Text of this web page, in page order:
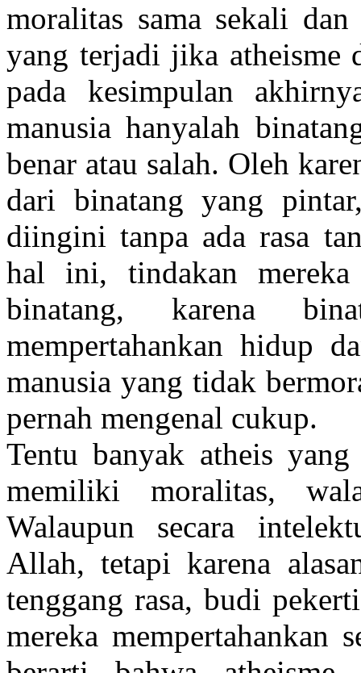
moralitas sama sekali
yang terjadi jika atheisme
pada kesimpulan
manusia hanyalah
benar atau salah. Oleh
dari binatang yang
diingini tanpa ada rasa
hal ini, tindakan
binatang, karena
mempertahankan hidup
manusia yang tidak
pernah mengenal cukup.
Tentu banyak atheis
memiliki moralitas,
Walaupun secara
Allah, tetapi karena
tenggang rasa, budi
mereka mempertahankan